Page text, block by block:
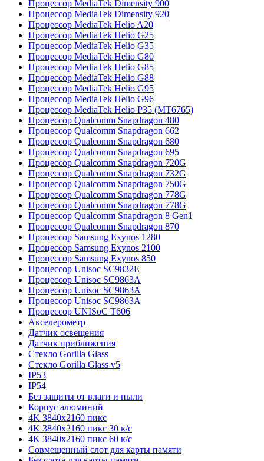
Процессор MediaTek Dimensity 900
Процессор MediaTek Dimensity 920
Процессор MediaTek Helio A20
Процессор MediaTek Helio G25
Процессор MediaTek Helio G35
Процессор MediaTek Helio G80
Процессор MediaTek Helio G85
Процессор MediaTek Helio G88
Процессор MediaTek Helio G95
Процессор MediaTek Helio G96
Процессор MediaTek Helio P35 (MT6765)
Процессор Qualcomm Snapdragon 480
Процессор Qualcomm Snapdragon 662
Процессор Qualcomm Snapdragon 680
Процессор Qualcomm Snapdragon 695
Процессор Qualcomm Snapdragon 720G
Процессор Qualcomm Snapdragon 732G
Процессор Qualcomm Snapdragon 750G
Процессор Qualcomm Snapdragon 778G
Процессор Qualcomm Snapdragon 778G
Процессор Qualcomm Snapdragon 8 Gen1
Процессор Qualcomm Snapdragon 870
Процессор Samsung Exynos 1280
Процессор Samsung Exynos 2100
Процессор Samsung Exynos 850
Процессор Unisoc SC9832E
Процессор Unisoc SC9863A
Процессор Unisoc SC9863A
Процессор Unisoc SC9863A
Процессор UNISoC T606
Акселерометр
Датчик освещения
Датчик приближения
Стекло Gorilla Glass
Стекло Gorilla Glass v5
IP53
IP54
Без защиты от влаги и пыли
Корпус алюминий
4K 3840x2160 пикс
4K 3840x2160 пикс 30 к/с
4K 3840x2160 пикс 60 к/с
Совмещенный слот для карты памяти